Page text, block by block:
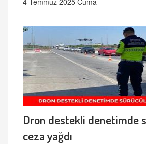
Dron destekli denetimde
ceza yağdı